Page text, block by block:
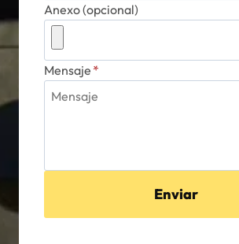
Anexo (opcional)
Mensaje *
Enviar